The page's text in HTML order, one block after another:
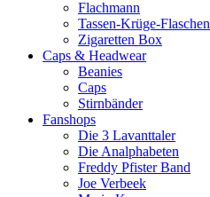
Flachmann
Tassen-Krüge-Flaschen
Zigaretten Box
Caps & Headwear
Beanies
Caps
Stirnbänder
Fanshops
Die 3 Lavanttaler
Die Analphabeten
Freddy Pfister Band
Joe Verbeek